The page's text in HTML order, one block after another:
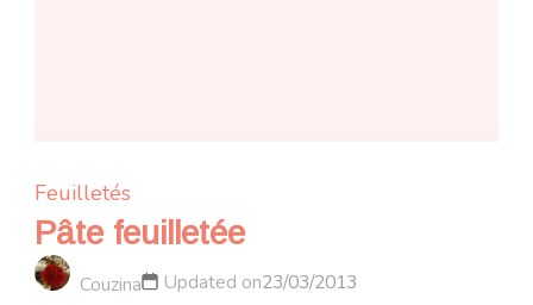
Feuilletés
Pâte feuilletée
Couzina Updated on23/03/2013